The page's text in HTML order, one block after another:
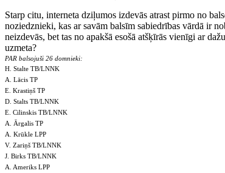
Starp citu, interneta dziļumos izdevās atrast pirmo no
noziedznieki, kas ar savām balsīm sabiedrības vārdā ir
neizdevās, bet tas no apakšā esošā atšķīrās vienīgi ar
uzmeta?
PAR balsojuši 26 domnieki:
H. Stalte TB/LNNK
A. Lācis TP
E. Krastiņš TP
D. Stalts TB/LNNK
E. Cilinskis TB/LNNK
A. Ārgalis TP
A. Krūkle LPP
V. Zariņš TB/LNNK
J. Birks TB/LNNK
A. Ameriks LPP